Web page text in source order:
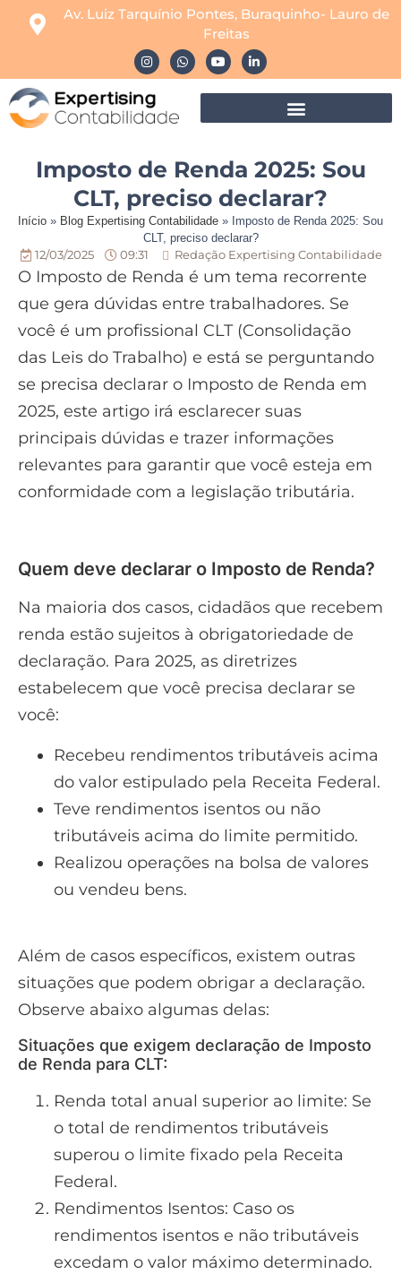
Av. Luiz Tarquínio Pontes, Buraquinho- Lauro de
Freitas
Imposto de Renda 2025: Sou
CLT, preciso declarar?
Início » Blog Expertising Contabilidade » Imposto de Renda 2025: Sou
CLT, preciso declarar?
12/03/2025 09:31 Redação Expertising Contabilidade
O Imposto de Renda é um tema recorrente
que gera dúvidas entre trabalhadores. Se
você é um profissional CLT (Consolidação
das Leis do Trabalho) e está se perguntando
se precisa declarar o Imposto de Renda em
2025, este artigo irá esclarecer suas
principais dúvidas e trazer informações
relevantes para garantir que você esteja em
conformidade com a legislação tributária.
Quem deve declarar o Imposto de Renda?
Na maioria dos casos, cidadãos que recebem
renda estão sujeitos à obrigatoriedade de
declaração. Para 2025, as diretrizes
estabelecem que você precisa declarar se
você:
Recebeu rendimentos tributáveis acima
do valor estipulado pela Receita Federal.
Teve rendimentos isentos ou não
tributáveis acima do limite permitido.
Realizou operações na bolsa de valores
ou vendeu bens.
Além de casos específicos, existem outras
situações que podem obrigar a declaração.
Observe abaixo algumas delas:
Situações que exigem declaração de Imposto
de Renda para CLT:
Renda total anual superior ao limite: Se
o total de rendimentos tributáveis
superou o limite fixado pela Receita
Federal.
Rendimentos Isentos: Caso os
rendimentos isentos e não tributáveis
excedam o valor máximo determinado.